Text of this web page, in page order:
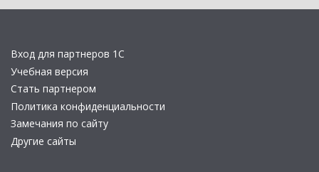
Вход для партнеров 1С
Учебная версия
Стать партнером
Политика конфиденциальности
Замечания по сайту
Другие сайты